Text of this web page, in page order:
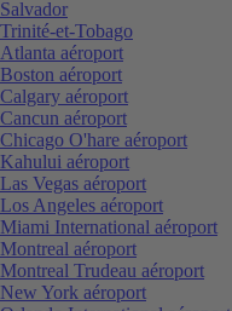
Salvador
Trinité-et-Tobago
Atlanta aéroport
Boston aéroport
Calgary aéroport
Cancun aéroport
Chicago O'hare aéroport
Kahului aéroport
Las Vegas aéroport
Los Angeles aéroport
Miami International aéroport
Montreal aéroport
Montreal Trudeau aéroport
New York aéroport